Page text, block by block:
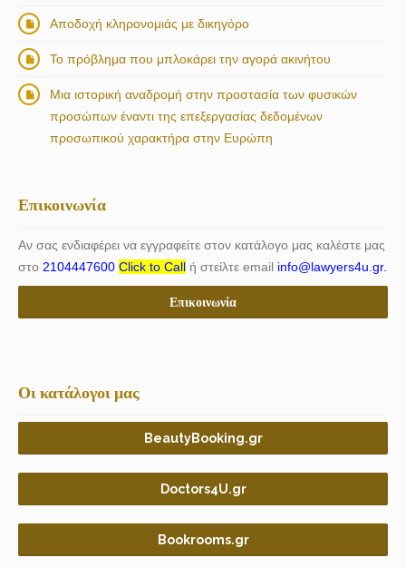
Αποδοχή κληρονομιάς με δικηγόρο
Το πρόβλημα που μπλοκάρει την αγορά ακινήτου
Μια ιστορική αναδρομή στην προστασία των φυσικών
προσώπων έναντι της επεξεργασίας δεδομένων
προσωπικού χαρακτήρα στην Ευρώπη
Επικοινωνία
Αν σας ενδιαφέρει να εγγραφείτε στον κατάλογο μας καλέστε μας
στο 2104447600 Click to Call ή στείλτε email info@lawyers4u.gr.
Επικοινωνία
Οι κατάλογοι μας
BeautyBooking.gr
Doctors4U.gr
Bookrooms.gr